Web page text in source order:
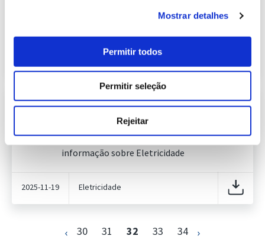
Mostrar detalhes
Permitir todos
Permitir seleção
Rejeitar
informação sobre Eletricidade
Eletricidade
Informação Semanal do Sistema
Publicação com periodicidade semanal, com
informação sobre Eletricidade
2025-11-19 Eletricidade
30 31 32 33 34